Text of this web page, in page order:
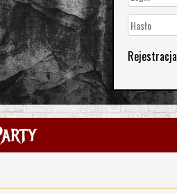
Rejestracja